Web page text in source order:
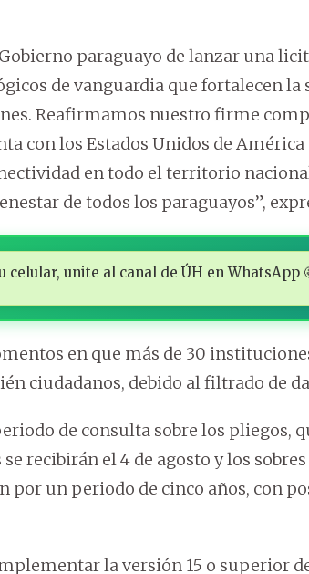
paraguayo de lanzar una
de vanguardia que fortalecen
Reafirmamos nuestro firme
con los Estados Unidos de
en todo el territorio
de todos los paraguayos”,
celular, unite al canal de ÚH en WhatsApp
en que más de 30
ciudadanos, debido al filtrado de
de consulta sobre los pliegos,
recibirán el 4 de agosto y los
por un periodo de cinco años, con
la versión 15 o superior